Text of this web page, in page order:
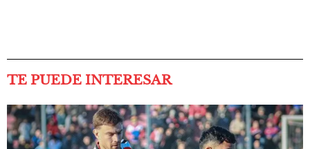
TE PUEDE INTERESAR